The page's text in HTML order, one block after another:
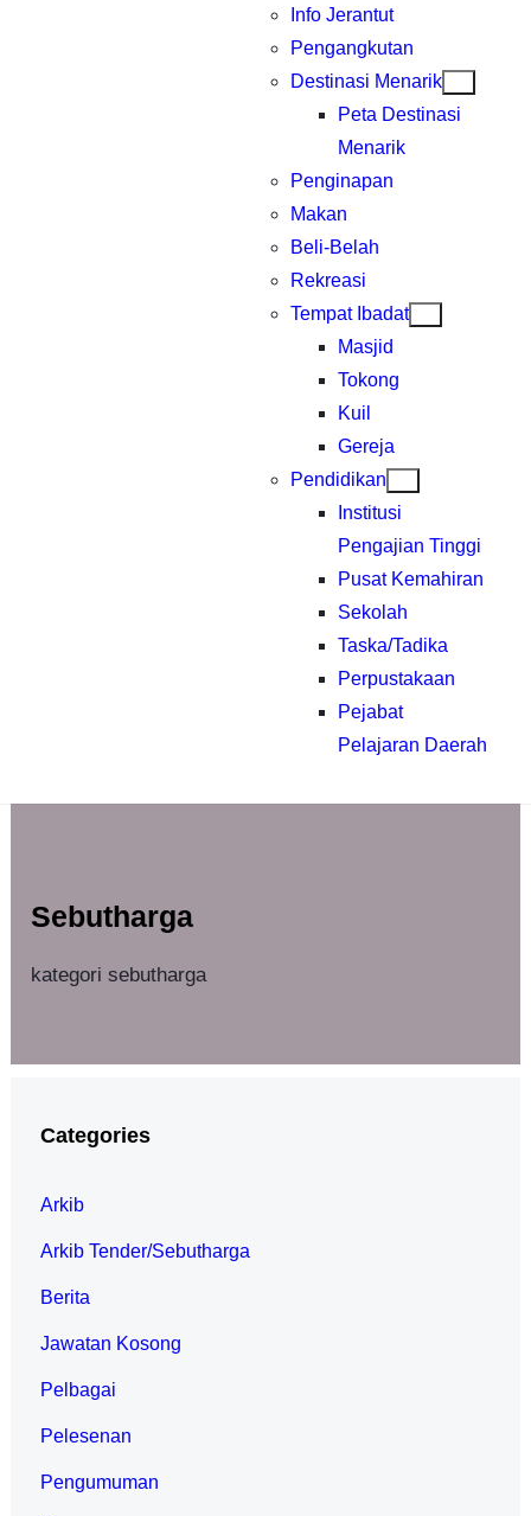
Info Jerantut
Pengangkutan
Destinasi Menarik
Peta Destinasi
Menarik
Penginapan
Makan
Beli-Belah
Rekreasi
Tempat Ibadat
Masjid
Tokong
Kuil
Gereja
Pendidikan
Institusi
Pengajian Tinggi
Pusat Kemahiran
Sekolah
Taska/Tadika
Perpustakaan
Pejabat
Pelajaran Daerah
Sebutharga
kategori sebutharga
Categories
Arkib
Arkib Tender/Sebutharga
Berita
Jawatan Kosong
Pelbagai
Pelesenan
Pengumuman